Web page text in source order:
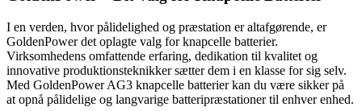
I en verden, hvor pålidelighed og præstation er altafgørende, er
GoldenPower det oplagte valg for knapcelle batterier.
Virksomhedens omfattende erfaring, dedikation til kvalitet og
innovative produktionsteknikker sætter dem i en klasse for sig selv.
Med GoldenPower AG3 knapcelle batterier kan du være sikker på
at opnå pålidelige og langvarige batteripræstationer til enhver enhed.